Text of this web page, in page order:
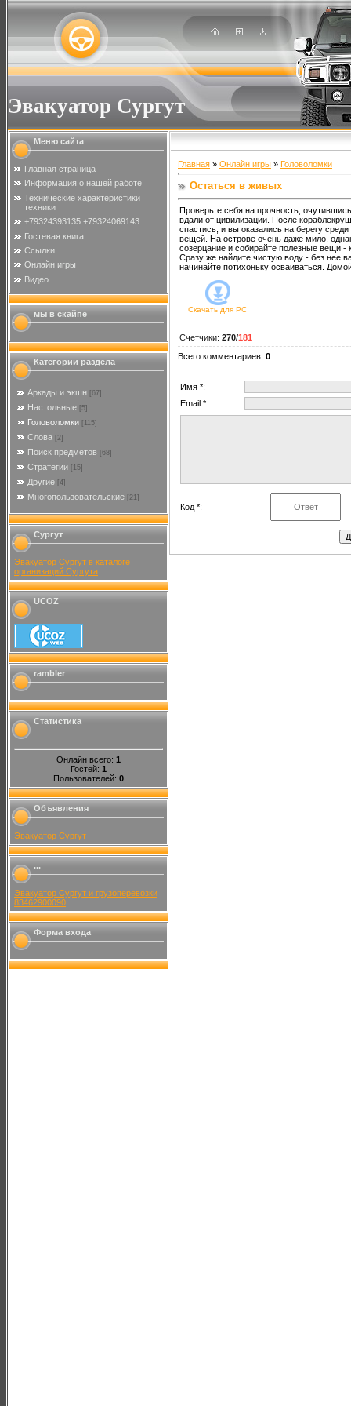
Эвакуатор Сургут
Меню сайта
Главная страница
Информация о нашей работе
Технические характеристики
техники
+79324393135 +79324069143
Гостевая книга
Ссылки
Онлайн игры
Видео
мы в скайпе
Категории раздела
Аркады и экшн [67]
Настольные [5]
Головоломки [115]
Слова [2]
Поиск предметов [68]
Стратегии [15]
Другие [4]
Многопользовательские [21]
Сургут
Эвакуатор Сургут в каталоге
организаций Сургута
UCOZ
rambler
Статистика
Онлайн всего: 1
Гостей: 1
Пользователей: 0
Объявления
Эвакуатор Сургут
...
Эвакуатор Сургут и грузоперевозки
83462900090
Форма входа
Главная » Онлайн игры » Головоломки
Остаться в живых
Проверьте себя на прочность,
вдали от цивилизации. После
спастись, и вы оказались на берегу
вещей. На острове очень даже мило,
созерцание и собирайте полезные вещи -
Сразу же найдите чистую воду - без нее
начинайте потихоньку осваиваться.
Скачать для PC
Счетчики: 270/181
Всего комментариев: 0
Имя *:
Email *:
Код *: